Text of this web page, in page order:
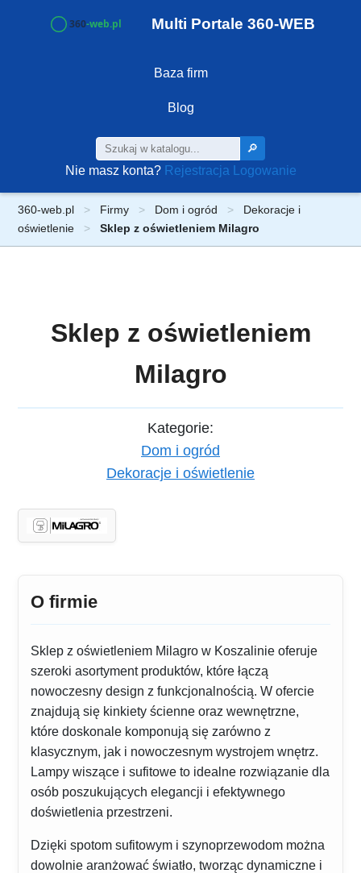
Multi Portale 360-WEB
Baza firm
Blog
🔎
Nie masz konta? Rejestracja Logowanie
360-web.pl Firmy Dom i ogród
Dekoracje i
oświetlenie
Sklep z oświetleniem Milagro
Sklep z oświetleniem
Milagro
Kategorie:
Dom i ogród
Dekoracje i oświetlenie
O firmie
Sklep z oświetleniem Milagro w Koszalinie oferuje
szeroki asortyment produktów, które łączą
nowoczesny design z funkcjonalnością. W ofercie
znajdują się kinkiety ścienne oraz wewnętrzne,
które doskonale komponują się zarówno z
klasycznym, jak i nowoczesnym wystrojem wnętrz.
Lampy wiszące i sufitowe to idealne rozwiązanie dla
osób poszukujących elegancji i efektywnego
doświetlenia przestrzeni.
Dzięki spotom sufitowym i szynoprzewodom można
dowolnie aranżować światło, tworząc dynamiczne i